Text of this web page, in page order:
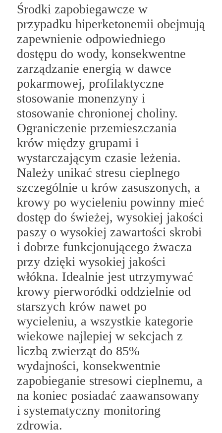
Środki zapobiegawcze w
przypadku hiperketonemii obejmują
zapewnienie odpowiedniego
dostępu do wody, konsekwentne
zarządzanie energią w dawce
pokarmowej, profilaktyczne
stosowanie monenzyny i
stosowanie chronionej choliny.
Ograniczenie przemieszczania
krów między grupami i
wystarczającym czasie leżenia.
Należy unikać stresu cieplnego
szczególnie u krów zasuszonych, a
krowy po wycieleniu powinny mieć
dostęp do świeżej, wysokiej jakości
paszy o wysokiej zawartości skrobi
i dobrze funkcjonującego żwacza
przy dzięki wysokiej jakości
włókna. Idealnie jest utrzymywać
krowy pierworódki oddzielnie od
starszych krów nawet po
wycieleniu, a wszystkie kategorie
wiekowe najlepiej w sekcjach z
liczbą zwierząt do 85%
wydajności, konsekwentnie
zapobieganie stresowi cieplnemu, a
na koniec posiadać zaawansowany
i systematyczny monitoring
zdrowia.